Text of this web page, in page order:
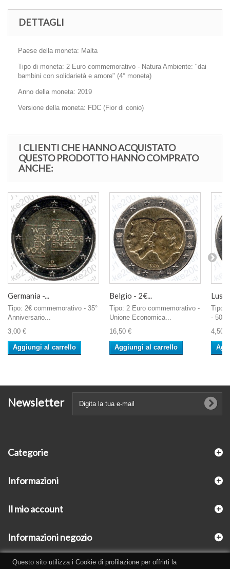
DETTAGLI
Paese della moneta: Malta
Tipo di moneta: 2 Euro commemorativo - Natura Ambiente: "dai
bambini con solidarietà e amore" (4° moneta)
Anno della moneta: 2019
Versione della moneta: FDC (Fior di conio)
I CLIENTI CHE HANNO ACQUISTATO
QUESTO PRODOTTO HANNO COMPRATO
ANCHE:
Germania -...
Tipo: 2€ commemorativo - 35°
Anniversario...
3,00 €
Aggiungi al carrello
Belgio - 2€...
Tipo: 2 Euro commemorativo -
Unione Economica...
16,50 €
Aggiungi al carrello
Tipo:
- 50°
4,50 €
Newsletter
Categorie
Informazioni
Il mio account
Informazioni negozio
Questo sito utilizza i Cookie di profilazione per offrirti la